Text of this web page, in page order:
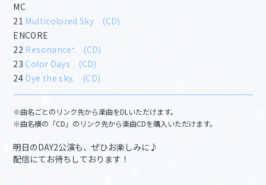
MC
21 Multicolored Sky
(CD)
ENCORE
22 Resonance⁺
(CD)
23 Color Days
(CD)
24 Dye the sky. (CD)
※曲名ごとのリンク先から楽曲をDLいただけます。
※曲名横の「CD」のリンク先から楽曲CDを購入いただけます。
明日のDAY2公演も、ぜひお楽しみに♪
配信にてお待ちしております！